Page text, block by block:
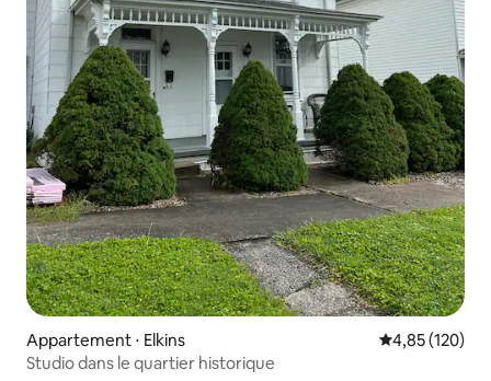
Appartement ⋅ Elkins Évaluation
4,85 (120)
Studio dans le quartier historique